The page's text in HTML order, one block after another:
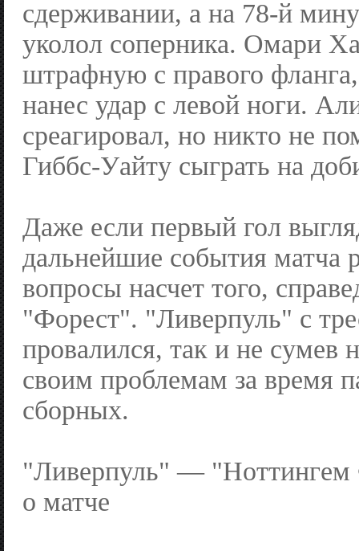
сдерживании, а на 78-й
уколол соперника. Омари
штрафную с правого
нанес удар с левой ноги.
среагировал, но никто не
Гиббс-Уайту сыграть на
Даже если первый гол
дальнейшие события матча
вопросы насчет того,
"Форест". "Ливерпуль" с
провалился, так и не сумев
своим проблемам за время
сборных.
"Ливерпуль" — "Ноттингем
о матче